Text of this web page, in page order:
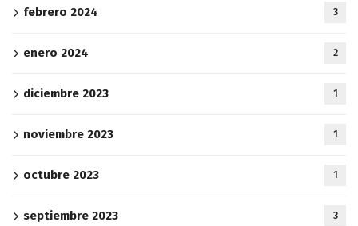
febrero 2024 3
enero 2024 2
diciembre 2023 1
noviembre 2023 1
octubre 2023 1
septiembre 2023 3